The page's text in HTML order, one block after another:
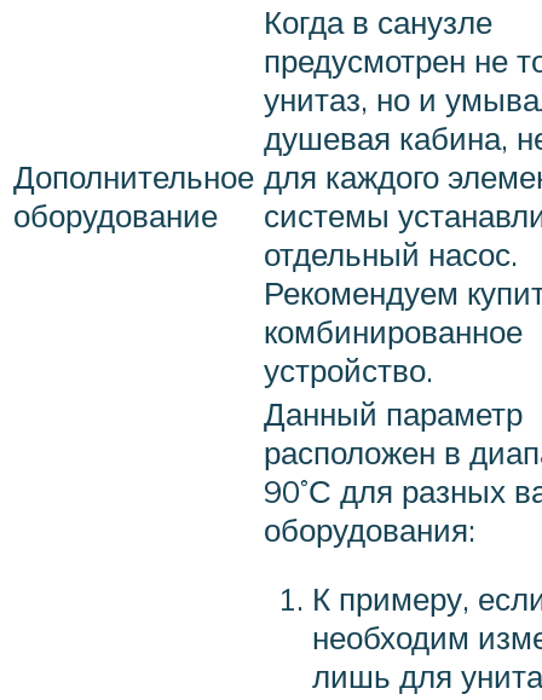
Дополнительное
оборудование
Когда в санузле
предусмотрен не
унитаз, но и
душевая кабина,
для каждого
системы
отдельный насос.
Рекомендуем
комбинированное
устройство.
Данный параметр
расположен в
90˚С для разных
оборудования:
К примеру,
необходим
лишь для